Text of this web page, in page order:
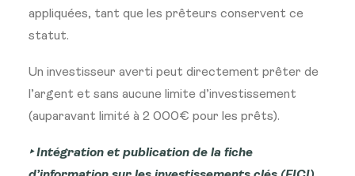
appliquées, tant que les prêteurs conservent ce
statut.
Un investisseur averti peut directement prêter de
l’argent et sans aucune limite d’investissement
(auparavant limité à 2 000€ pour les prêts).
‣ Intégration et publication de la fiche